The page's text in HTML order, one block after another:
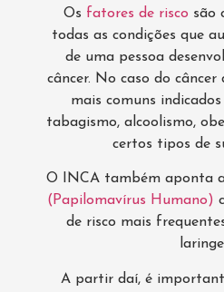
Os fatores de risco são
todas as condições que
de uma pessoa
câncer. No caso do
mais comuns
tabagismo, alcoolismo,
certos tipos de
O INCA também aponta
(Papilomavírus Humano)
de risco mais
A partir daí, é